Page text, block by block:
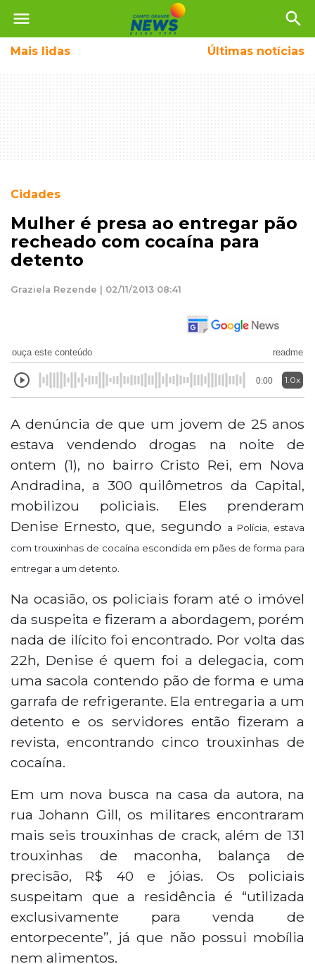
menu search
Mais lidas Últimas notícias
Cidades
Mulher é presa ao entregar pão
recheado com cocaína para
detento
Graziela Rezende | 02/11/2013 08:41
ouça este conteúdo readme
0:00 1.0x
A denúncia de que um jovem de 25 anos
estava vendendo drogas na noite de
ontem (1), no bairro Cristo Rei, em Nova
Andradina, a 300 quilômetros da Capital,
mobilizou policiais. Eles prenderam
Denise Ernesto, que, segundo
a Polícia, estava
com trouxinhas de cocaína escondida em pães de forma para
entregar a um detento.
Na ocasião, os policiais foram até o imóvel
da suspeita e fizeram a abordagem, porém
nada de ilícito foi encontrado. Por volta das
22h, Denise é quem foi a delegacia, com
uma sacola contendo pão de forma e uma
garrafa de refrigerante. Ela entregaria a um
detento e os servidores então fizeram a
revista, encontrando cinco trouxinhas de
cocaína.
Em um nova busca na casa da autora, na
rua Johann Gill, os militares encontraram
mais seis trouxinhas de crack, além de 131
trouxinhas de maconha, balança de
precisão, R$ 40 e jóias. Os policiais
suspeitam que a residência é “utilizada
exclusivamente para venda de
entorpecente”, já que não possui mobília
nem alimentos.